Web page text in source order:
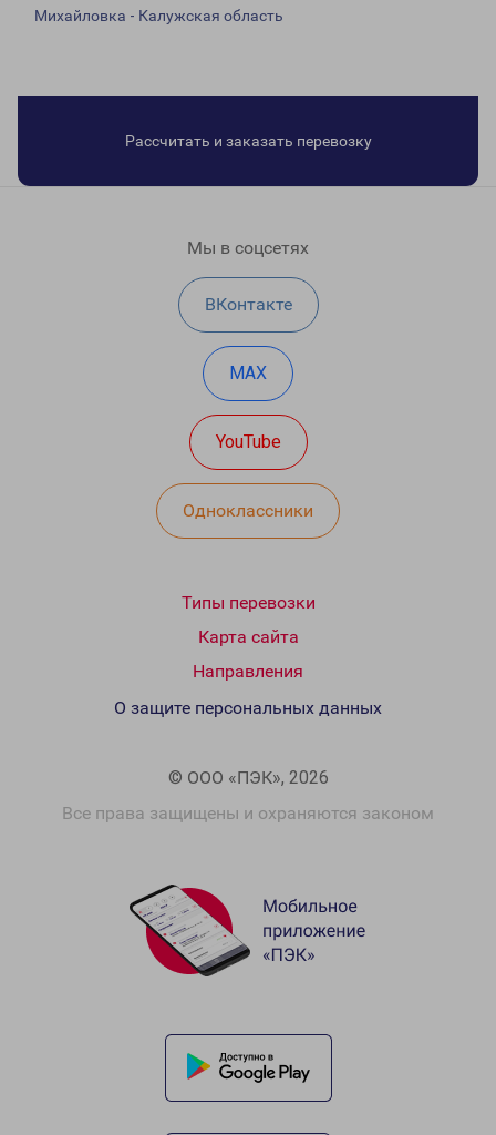
Михайловка - Калужская область
Рассчитать и заказать перевозку
Мы в соцсетях
ВКонтакте
MAX
YouTube
Одноклассники
Типы перевозки
Карта сайта
Направления
© ООО «ПЭК», 2026
Все права защищены и охраняются законом
О защите персональных данных